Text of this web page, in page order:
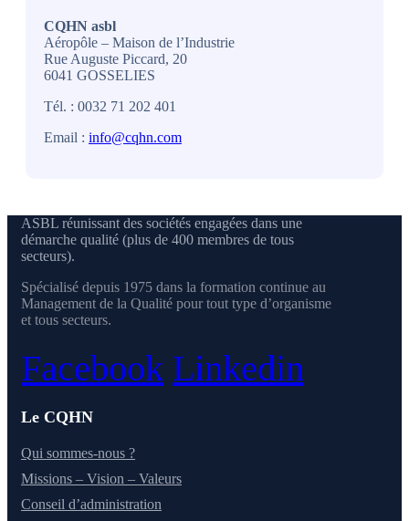
CQHN asbl
Aéropôle – Maison de l’Industrie
Rue Auguste Piccard, 20
6041 GOSSELIES
Tél. : 0032 71 202 401
Email : info@cqhn.com
ASBL réunissant des sociétés engagées dans une
démarche qualité (plus de 400 membres de tous
secteurs).
Spécialisé depuis 1975 dans la formation continue au
Management de la Qualité pour tout type d’organisme
et tous secteurs.
Facebook Linkedin
Le CQHN
Qui sommes-nous ?
Missions – Vision – Valeurs
Conseil d’administration